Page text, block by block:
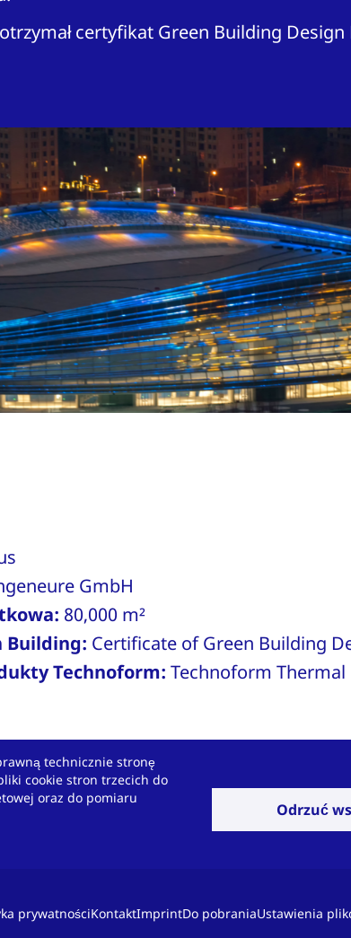
certyfikat Green Building Design
GmbH
80,000 m²
Building: Certificate of Green Building
Technoform: Technoform Thermal
technicznie stronę
cookie stron trzecich do
oraz do pomiaru
Odrzuć
prywatnościKontaktImprintDo pobraniaUstawienia